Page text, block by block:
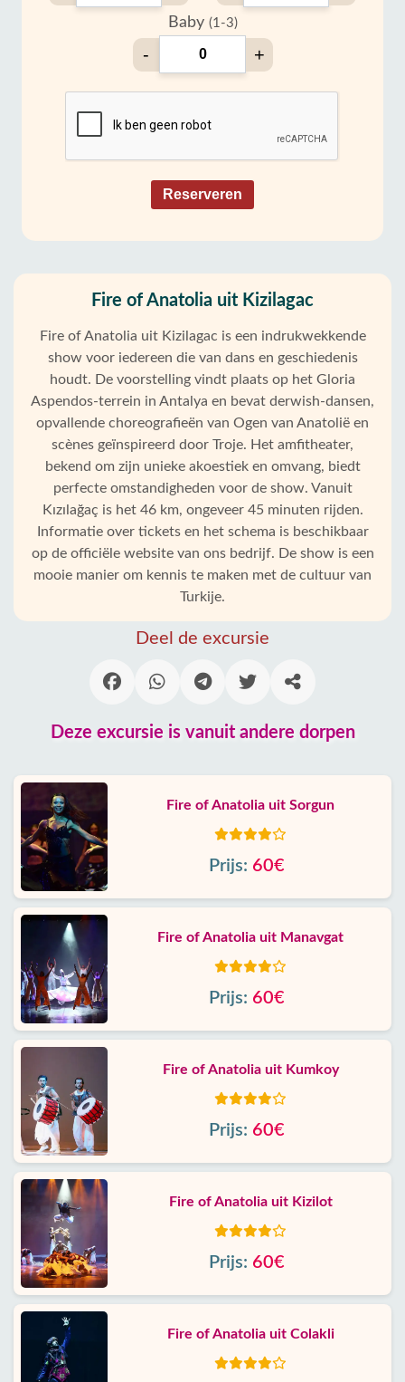
Baby (1-3)
- +
Reserveren
Fire of Anatolia uit Kizilagac
Fire of Anatolia uit Kizilagac is een indrukwekkende
show voor iedereen die van dans en geschiedenis
houdt. De voorstelling vindt plaats op het Gloria
Aspendos-terrein in Antalya en bevat derwish-dansen,
opvallende choreografieën van Ogen van Anatolië en
scènes geïnspireerd door Troje. Het amfitheater,
bekend om zijn unieke akoestiek en omvang, biedt
perfecte omstandigheden voor de show. Vanuit
Kızılağaç is het 46 km, ongeveer 45 minuten rijden.
Informatie over tickets en het schema is beschikbaar
op de officiële website van ons bedrijf. De show is een
mooie manier om kennis te maken met de cultuur van
Turkije.
Deel de excursie
Deze excursie is vanuit andere dorpen
Fire of Anatolia uit Sorgun
Prijs: 60€
Fire of Anatolia uit Manavgat
Prijs: 60€
Fire of Anatolia uit Kumkoy
Prijs: 60€
Fire of Anatolia uit Kizilot
Prijs: 60€
Fire of Anatolia uit Colakli